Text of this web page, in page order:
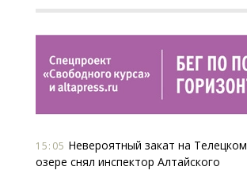
15:05 Невероятный закат на Телецком
озере снял инспектор Алтайского